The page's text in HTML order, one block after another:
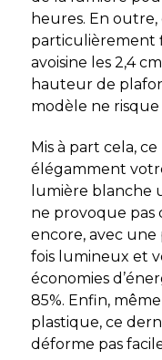
heures. En outre,
particulièrement
avoisine les 2,4
hauteur de
modèle ne
Mis à part cela,
élégamment
lumière blanche
ne provoque pas
encore, avec une
fois lumineux et
économies
85%. Enfin,
plastique, ce
déforme pas